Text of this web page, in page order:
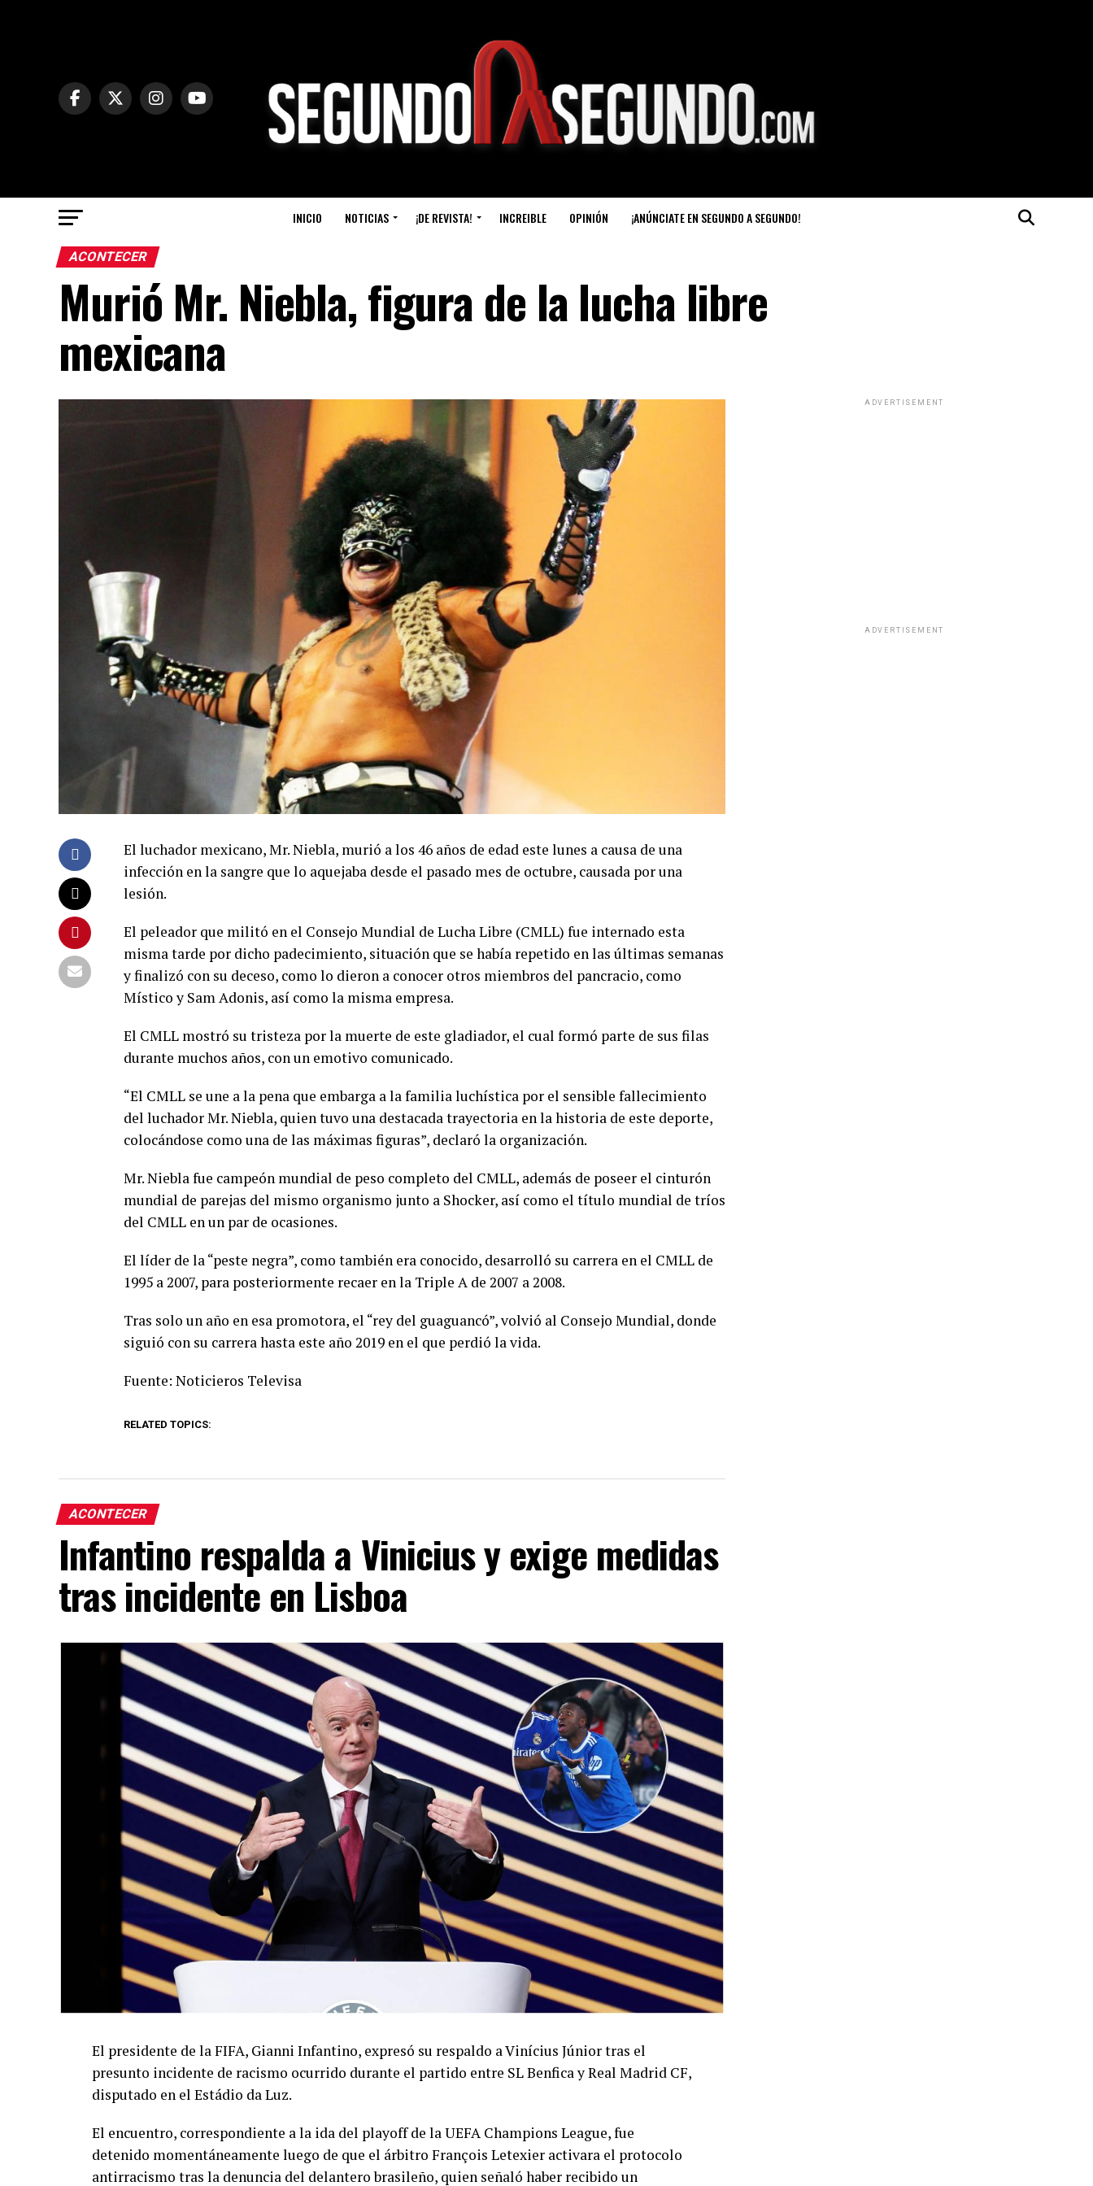
INICIO NOTICIAS ¡DE REVISTA! INCREIBLE OPINIÓN ¡ANÚNCIATE EN SEGUNDO A SEGUNDO!
ACONTECER
Murió Mr. Niebla, figura de la lucha libre
mexicana
El luchador mexicano, Mr. Niebla, murió a los 46 años de edad este lunes a causa de una
infección en la sangre que lo aquejaba desde el pasado mes de octubre, causada por una
lesión.
El peleador que militó en el Consejo Mundial de Lucha Libre (CMLL) fue internado esta
misma tarde por dicho padecimiento, situación que se había repetido en las últimas semanas
y finalizó con su deceso, como lo dieron a conocer otros miembros del pancracio, como
Místico y Sam Adonis, así como la misma empresa.
El CMLL mostró su tristeza por la muerte de este gladiador, el cual formó parte de sus filas
durante muchos años, con un emotivo comunicado.
“El CMLL se une a la pena que embarga a la familia luchística por el sensible fallecimiento
del luchador Mr. Niebla, quien tuvo una destacada trayectoria en la historia de este deporte,
colocándose como una de las máximas figuras”, declaró la organización.
Mr. Niebla fue campeón mundial de peso completo del CMLL, además de poseer el cinturón
mundial de parejas del mismo organismo junto a Shocker, así como el título mundial de tríos
del CMLL en un par de ocasiones.
El líder de la “peste negra”, como también era conocido, desarrolló su carrera en el CMLL de
1995 a 2007, para posteriormente recaer en la Triple A de 2007 a 2008.
Tras solo un año en esa promotora, el “rey del guaguancó”, volvió al Consejo Mundial, donde
siguió con su carrera hasta este año 2019 en el que perdió la vida.
Fuente: Noticieros Televisa
RELATED TOPICS:
ACONTECER
Infantino respalda a Vinicius y exige medidas
tras incidente en Lisboa
El presidente de la FIFA, Gianni Infantino, expresó su respaldo a Vinícius Júnior tras el
presunto incidente de racismo ocurrido durante el partido entre SL Benfica y Real Madrid CF,
disputado en el Estádio da Luz.
El encuentro, correspondiente a la ida del playoff de la UEFA Champions League, fue
detenido momentáneamente luego de que el árbitro François Letexier activara el protocolo
antirracismo tras la denuncia del delantero brasileño, quien señaló haber recibido un
ADVERTISEMENT
ADVERTISEMENT